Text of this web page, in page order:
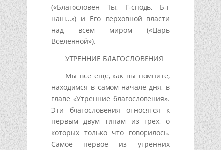
(«Благословен Ты, Г-сподь, Б-г
наш…») и Его верховной власти
над всем миром («Царь
Вселенной»).
УТРЕННИЕ БЛАГОСЛОВЕНИЯ
Мы все еще, как вы помните,
находимся в самом начале дня, в
главе «Утренние благословения».
Эти благословения относятся к
первым двум типам из трех, о
которых только что говорилось.
Самое первое из утренних